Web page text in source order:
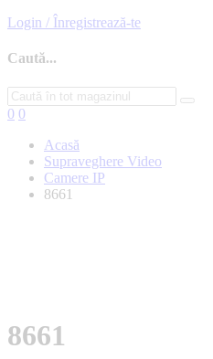
Login / Înregistrează-te
Caută...
0 0
Acasă
Supraveghere Video
Camere IP
8661
8661